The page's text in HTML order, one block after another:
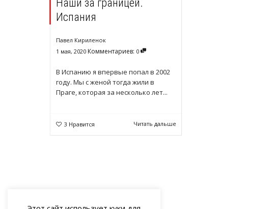
Наши за границей.
Испания
Павел Кириленок
1 мая, 2020 Комментариев: 0
В Испанию я впервые попал в 2002
году. Мы с женой тогда жили в
Праге, которая за несколько лет...
3 Нравится Читать дальше